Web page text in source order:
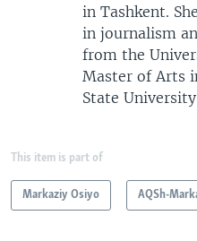
in Tashkent.
in journalism
from the
Master of Arts
State
This item is part of
Markaziy Osiyo AQSh-